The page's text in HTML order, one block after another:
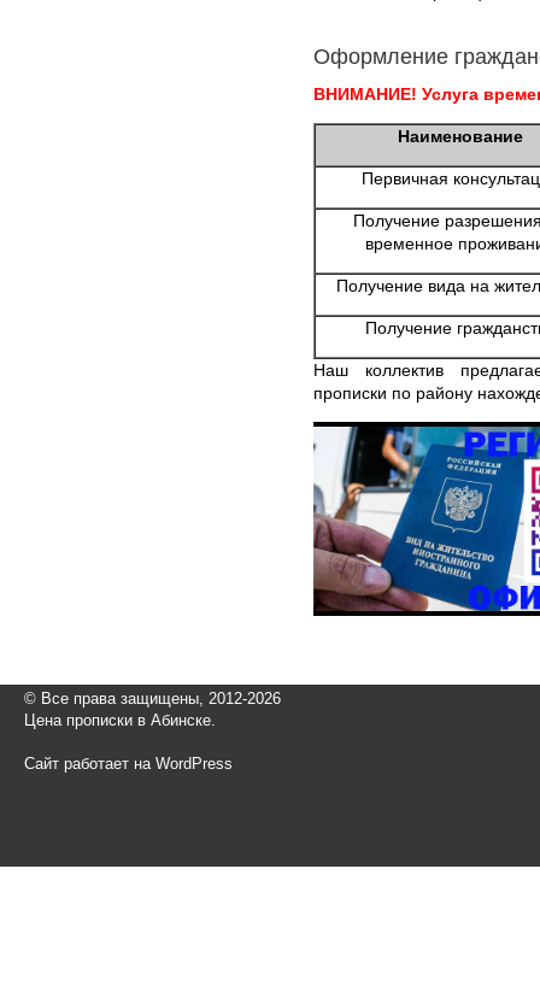
Оформление
ВНИМАНИЕ! Услуга
Наименование
Первичная
Получение
временное
Получение вида на
Получение
Наш коллектив
прописки по району
© Все права защищены, 2012-2026
Цена прописки в Абинске.
Сайт работает на WordPress